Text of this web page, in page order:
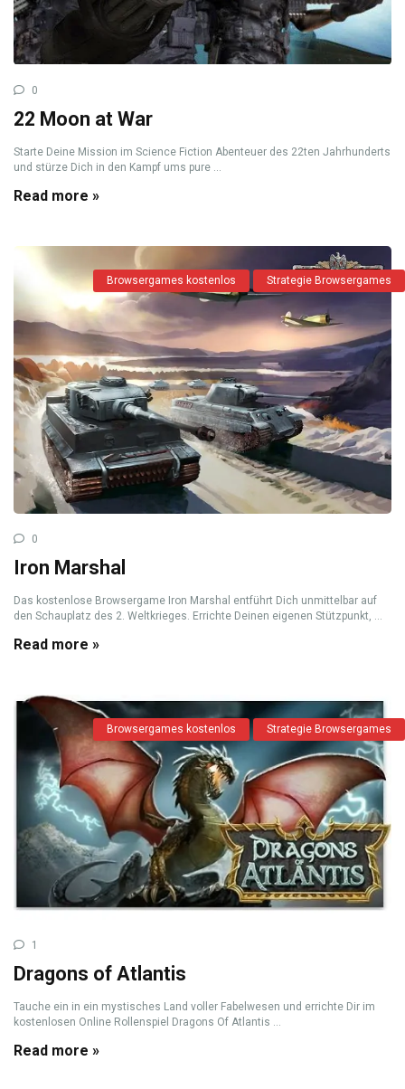
0
22 Moon at War
Starte Deine Mission im Science Fiction Abenteuer des 22ten Jahrhunderts
und stürze Dich in den Kampf ums pure ...
Read more »
Browsergames kostenlos Strategie Browsergames
0
Iron Marshal
Das kostenlose Browsergame Iron Marshal entführt Dich unmittelbar auf
den Schauplatz des 2. Weltkrieges. Errichte Deinen eigenen Stützpunkt, ...
Read more »
Browsergames kostenlos Strategie Browsergames
1
Dragons of Atlantis
Tauche ein in ein mystisches Land voller Fabelwesen und errichte Dir im
kostenlosen Online Rollenspiel Dragons Of Atlantis ...
Read more »